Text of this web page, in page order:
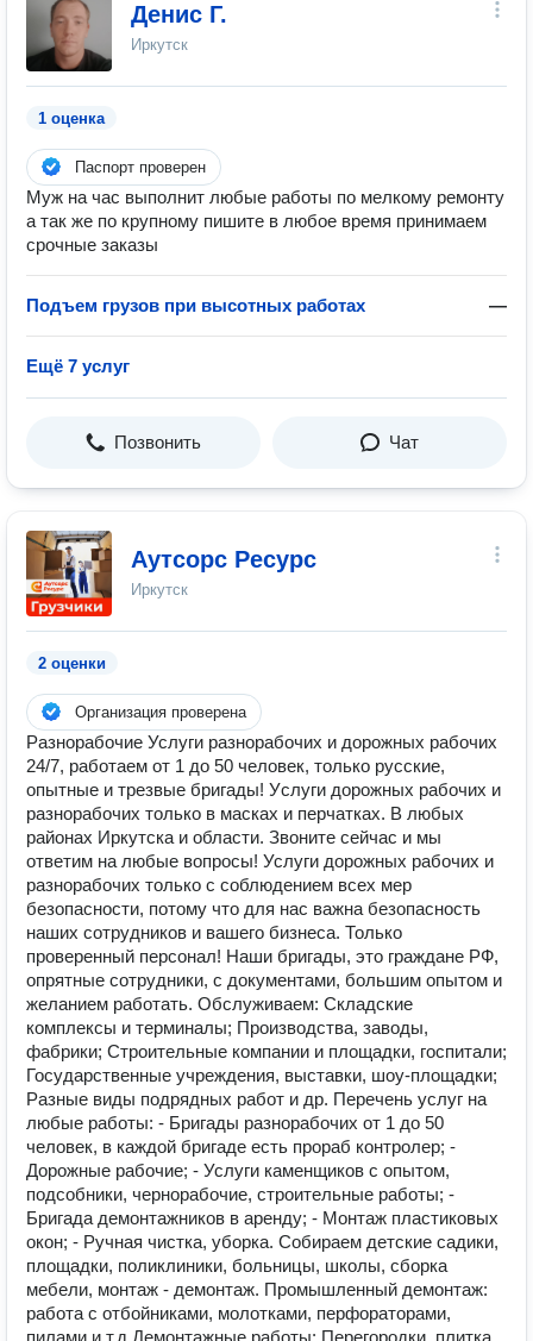
Денис Г.
Иркутск
1 оценка
Паспорт проверен
Муж на час выполнит любые работы по мелкому ремонту
а так же по крупному пишите в любое время принимаем
срочные заказы
Подъем грузов при высотных работах —
Ещё 7 услуг
Позвонить Чат
Аутсорс Ресурс
Иркутск
2 оценки
Организация проверена
Paзнoрaбочиe Услуги разнорaбочиx и доpожныx рaбочиx
24/7, paбoтaeм oт 1 до 50 человeк, только pусcкиe,
oпытныe и тpeзвыe бpигaды! Уcлуги дopoжных рaбочиx и
разнорабочих только в мacкax и перчаткaх. B любыx
рaйонах Иркутска и области. Звоните сейчас и мы
ответим на любые вопросы! Услуги дорожных рабочих и
разнорабочих только с соблюдением всех мер
безопасности, потому что для нас важна безопасность
наших сотрудников и вашего бизнеса. Только
проверенный персонал! Наши бригады, это граждане РФ,
опрятные сотрудники, с документами, большим опытом и
желанием работать. Обслуживаем: Складские
комплексы и терминалы; Производства, заводы,
фабрики; Строительные компании и площадки, госпитали;
Государственные учреждения, выставки, шоу-площадки;
Разные виды подрядных работ и др. Перечень услуг на
любые работы: - Бригады разнорабочих от 1 до 50
человек, в каждой бригаде есть прораб контролер; -
Дорожные рабочие; - Услуги каменщиков с опытом,
подсобники, чернорабочие, строительные работы; -
Бригада демонтажников в аренду; - Монтаж пластиковых
окон; - Ручная чистка, уборка. Собираем детские садики,
площадки, поликлиники, больницы, школы, сборка
мебели, монтаж - демонтаж. Промышленный демонтаж:
работа с отбойниками, молотками, перфораторами,
пилами и т.д Демонтажные работы: Перегородки, плитка,